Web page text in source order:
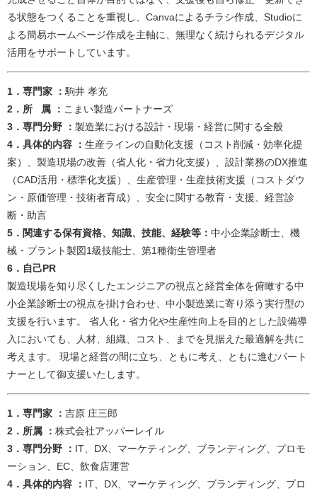
る状態をつくることを重視し、Canvaによるチラシ作成、Studioに
よる簡易ホームページ作成を主軸に、無理なく続けられるデジタル
活用をサポートしています。
​​1．専門家 ：駒井 孝充​
2．所 属 ： こまい製造パートナーズ​​
3．専門分野 ： 製造業における設計・現場・経営に関する全般​
4．具体的内容 ： 生産ラインの自動化支援（コスト削減・効率化提
案）、製造現場の改善（省人化・省力化支援）、設計業務のDX推進
（CAD活用・標準化支援）、生産管理・生産技術支援（コストダウ
ン・原価管理・技術者育成）、安全に関する教育・支援、経営診
断・助言​
5．関連する保有資格、知識、技能、経験等： 中小企業診断士、機
械・プラント製図1級技能士、第1種衛生管理者​
6．自己PR
​製造現場を知り尽くしたエンジニアの視点と経営全体を俯瞰する中
小企業診断士の視点を掛け合わせ、中小製造業に寄り添う実行型の
支援を行います。 省人化・省力化や生産性向上を目的とした設備導
入においても、人材、組織、コスト、までを見据えた最適解を共に
考えます。 現場と経営の間に立ち、ともに考え、ともに進むパート
ナーとして御支援いたします。
1．専門家 ： 吉原 庄三郎​
2．所属 ： 株式会社アッパーレイル​​
3．専門分野 ： IT、DX、マーケティング、ブランディング、プロモ
ーション、EC、飲食店運営​
4．具体的内容 ： IT、DX、マーケティング、ブランディング、プロ